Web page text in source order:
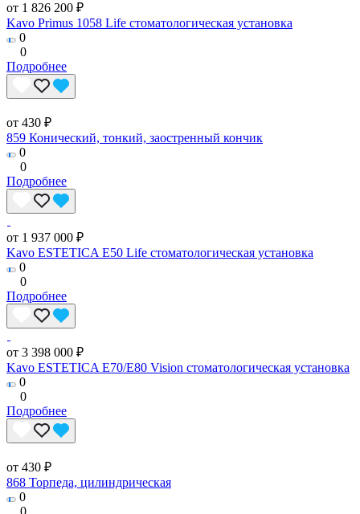
от 1 826 200 ₽
Kavo Primus 1058 Life стоматологическая установка
0
0
Подробнее
от 430 ₽
859 Конический, тонкий, заостренный кончик
0
0
Подробнее
от 1 937 000 ₽
Kavo ESTETICA E50 Life стоматологическая установка
0
0
Подробнее
от 3 398 000 ₽
Kavo ESTETICA E70/E80 Vision стоматологическая установка
0
0
Подробнее
от 430 ₽
868 Торпеда, цилиндрическая
0